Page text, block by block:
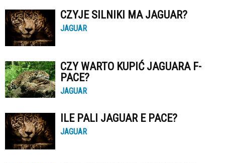
CZYJE SILNIKI MA JAGUAR?
JAGUAR
CZY WARTO KUPIĆ JAGUARA F-
PACE?
JAGUAR
ILE PALI JAGUAR E PACE?
JAGUAR